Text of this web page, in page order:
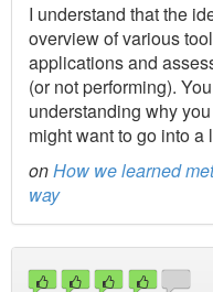
I understand that the
overview of various
applications and
(or not performing).
understanding why
might want to go into a
onHow we learned
way